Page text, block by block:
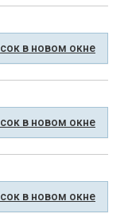
в новом окне
в новом окне
в новом окне